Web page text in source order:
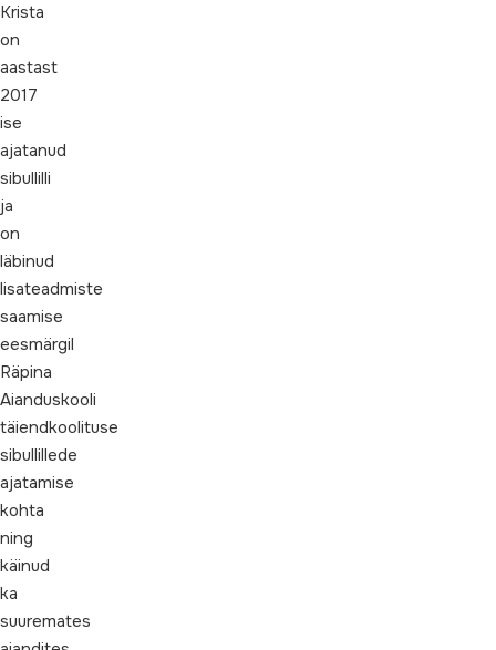
Krista
on
aastast
2017
ise
ajatanud
sibullilli
ja
on
läbinud
lisateadmiste
saamise
eesmärgil
Räpina
Aianduskooli
täiendkoolituse
sibullillede
ajatamise
kohta
ning
käinud
ka
suuremates